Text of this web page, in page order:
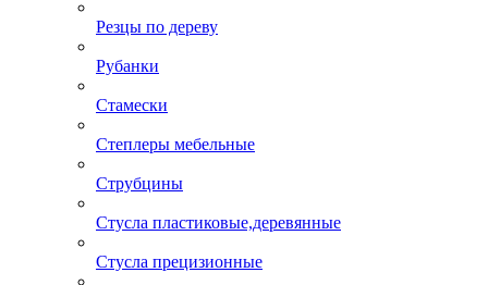
Резцы по дереву
Рубанки
Стамески
Степлеры мебельные
Струбцины
Стусла пластиковые,деревянные
Стусла прецизионные